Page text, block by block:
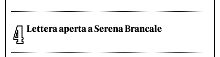
Lettera aperta a Serena Brancale